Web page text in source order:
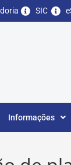
SIC
Informações